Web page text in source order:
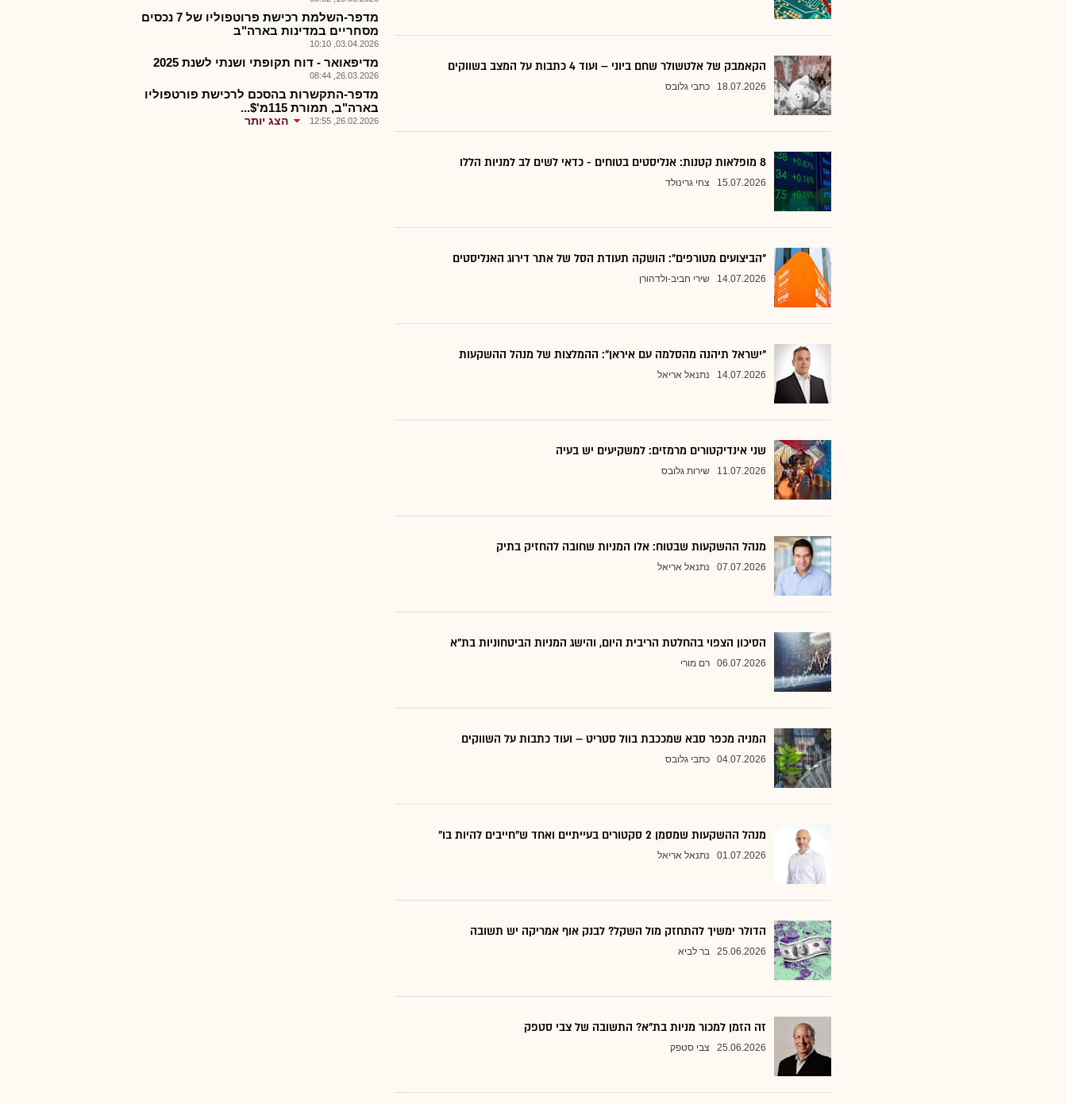
הקאמבק של אלטשולר שחם ביוני – ועוד 4 כתבות על המצב בשווקים
18.07.2026 כתבי גלובס
8 מופלאות קטנות: אנליסטים בטוחים - כדאי לשים לב למניות הללו
15.07.2026 צחי גרינולד
"הביצועים מטורפים": הושקה תעודת הסל של אתר דירוג האנליסטים
14.07.2026 שירי חביב-ולדהורן
"ישראל תיהנה מהסלמה עם איראן": ההמלצות של מנהל ההשקעות
14.07.2026 נתנאל אריאל
שני אינדיקטורים מרמזים: למשקיעים יש בעיה
11.07.2026 שירות גלובס
מנהל ההשקעות שבטוח: אלו המניות שחובה להחזיק בתיק
07.07.2026 נתנאל אריאל
הסיכון הצפוי בהחלטת הריבית היום, והישג המניות הביטחוניות בת"א
06.07.2026 רם מורי
המניה מכפר סבא שמככבת בוול סטריט – ועוד כתבות על השווקים
04.07.2026 כתבי גלובס
מנהל ההשקעות שמסמן 2 סקטורים בעייתיים ואחד ש"חייבים להיות בו"
01.07.2026 נתנאל אריאל
הדולר ימשיך להתחזק מול השקל? לבנק אוף אמריקה יש תשובה
25.06.2026 בר לביא
זה הזמן למכור מניות בת"א? התשובה של צבי סטפק
25.06.2026 צבי סטפק
מדפר-השלמת רכישת פרוטפוליו של 7 נכסים
מסחריים במדינות בארה"ב
03.04.2026, 10:10
מדיפאואר - דוח תקופתי ושנתי לשנת 2025
26.03.2026, 08:44
מדפר-התקשרות בהסכם לרכישת פורטפוליו
בארה"ב, תמורת 115מ'$...
26.02.2026, 12:55 הצג יותר